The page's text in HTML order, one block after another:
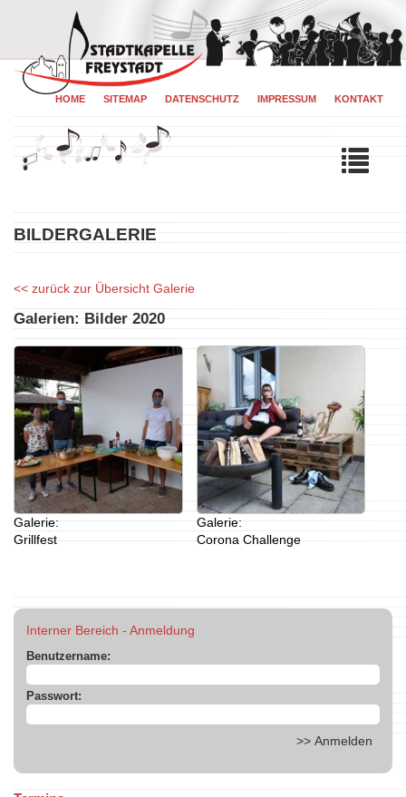
HOME SITEMAP DATENSCHUTZ IMPRESSUM KONTAKT
BILDERGALERIE
zurück zur Übersicht Galerie
Galerien: Bilder 2020
Galerie:
Grillfest
Galerie:
Corona Challenge
Interner Bereich - Anmeldung
Benutzername:
Passwort: